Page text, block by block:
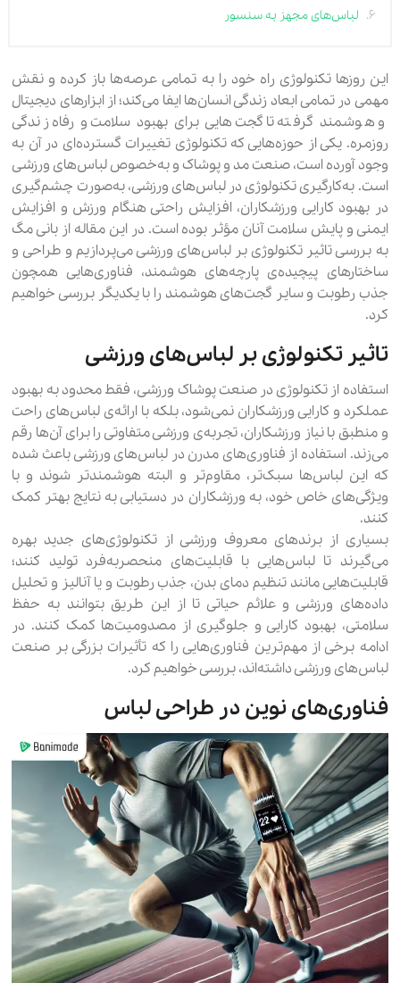
لباس‌های مجهز به سنسور
این روزها تکنولوژی راه خود را به تمامی عرصه‌ها باز کرده و نقش
مهمی در تمامی ابعاد زندگی انسان‌ها ایفا می‌کند؛ از ابزارهای دیجیتال
و هوشمند گرفته تا گجت‌هایی برای بهبود سلامت و رفاه زندگی
روزمره. یکی از حوزه‌هایی که تکنولوژی تغییرات گسترده‌ای در آن به
وجود آورده است، صنعت مد و پوشاک و به‌خصوص لباس‌های ورزشی
است. به‌کارگیری تکنولوژی در لباس‌های ورزشی، به‌صورت چشم‌گیری
در بهبود کارایی ورزشکاران، افزایش راحتی هنگام ورزش و افزایش
ایمنی و پایش سلامت آنان مؤثر بوده است. در این مقاله از بانی مگ
به بررسی تاثیر تکنولوژی بر لباس‌های ورزشی می‌پردازیم و طراحی و
ساختارهای پیچیده‌ی پارچه‌های هوشمند، فناوری‌هایی همچون
جذب رطوبت و سایر گجت‌های هوشمند را با یکدیگر بررسی خواهیم
کرد.
تاثیر تکنولوژی بر لباس‌های ورزشی
استفاده از تکنولوژی در صنعت پوشاک ورزشی، فقط محدود به بهبود
عملکرد و کارایی ورزشکاران نمی‌شود، بلکه با ارائه‌ی لباس‌های راحت
و منطبق با نیاز ورزشکاران، تجربه‌ی ورزشی متفاوتی را برای آن‌ها رقم
می‌زند. استفاده از فناوری‌های مدرن در لباس‌های ورزشی باعث شده
که این لباس‌ها سبک‌تر، مقاوم‌تر و البته هوشمندتر شوند و با
ویژگی‌های خاص خود، به ورزشکاران در دستیابی به نتایج بهتر کمک
کنند.
بسیاری از برندهای معروف ورزشی از تکنولوژی‌های جدید بهره
می‌گیرند تا لباس‌هایی با قابلیت‌های منحصربه‌فرد تولید کنند؛
قابلیت‌هایی مانند تنظیم دمای بدن، جذب رطوبت و یا آنالیز و تحلیل
داده‌های ورزشی و علائم حیاتی تا از این طریق بتوانند به حفظ
سلامتی، بهبود کارایی و جلوگیری از مصدومیت‌ها کمک کنند. در
ادامه برخی از مهم‌ترین فناوری‌هایی را که تأثیرات بزرگی بر صنعت
لباس‌های ورزشی داشته‌اند، بررسی خواهیم کرد.
فناوری‌های نوین در طراحی لباس